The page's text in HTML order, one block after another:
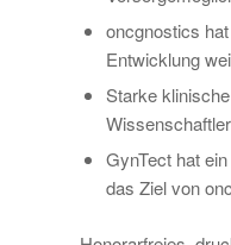
oncgnostics
Entwicklung
Starke
GynTect hat
das Ziel von